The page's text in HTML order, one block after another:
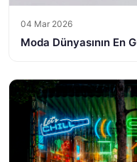
04 Mar 2026
Moda Dünyasının En